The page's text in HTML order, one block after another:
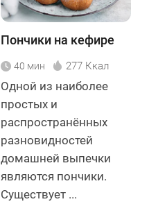
Пончики на кефире
40 мин 277 Ккал
Одной из наиболее
простых и
распространённых
разновидностей
домашней выпечки
являются пончики.
Существует ...